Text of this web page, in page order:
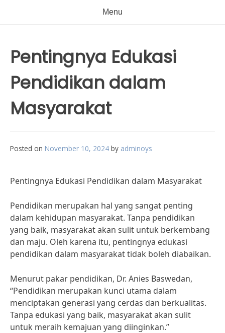
Menu
Pentingnya Edukasi
Pendidikan dalam
Masyarakat
Posted on November 10, 2024 by adminoys
Pentingnya Edukasi Pendidikan dalam Masyarakat
Pendidikan merupakan hal yang sangat penting
dalam kehidupan masyarakat. Tanpa pendidikan
yang baik, masyarakat akan sulit untuk berkembang
dan maju. Oleh karena itu, pentingnya edukasi
pendidikan dalam masyarakat tidak boleh diabaikan.
Menurut pakar pendidikan, Dr. Anies Baswedan,
“Pendidikan merupakan kunci utama dalam
menciptakan generasi yang cerdas dan berkualitas.
Tanpa edukasi yang baik, masyarakat akan sulit
untuk meraih kemajuan yang diinginkan.”